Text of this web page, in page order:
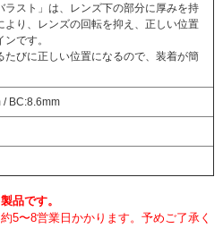
ラスト」は、レンズ下の部分に厚みを持
より、レンズの回転を抑え、正しい位置
です。
たびに正しい位置になるので、装着が簡
/ BC:8.6mm
品です。
5〜8営業日かかります。予めご了承く